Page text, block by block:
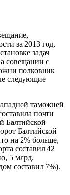
за 2013 год,
задач
совещании с
полковник
следующие
таможней
почти
Балтийской
Балтийской
на 2% больше,
составил 42
5 млрд.
составил 7%).